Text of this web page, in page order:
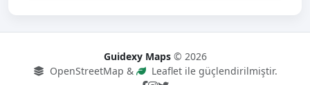
Guidexy Maps© 2026
OpenStreetMap &
Leaflet ile güçlendirilmiştir.